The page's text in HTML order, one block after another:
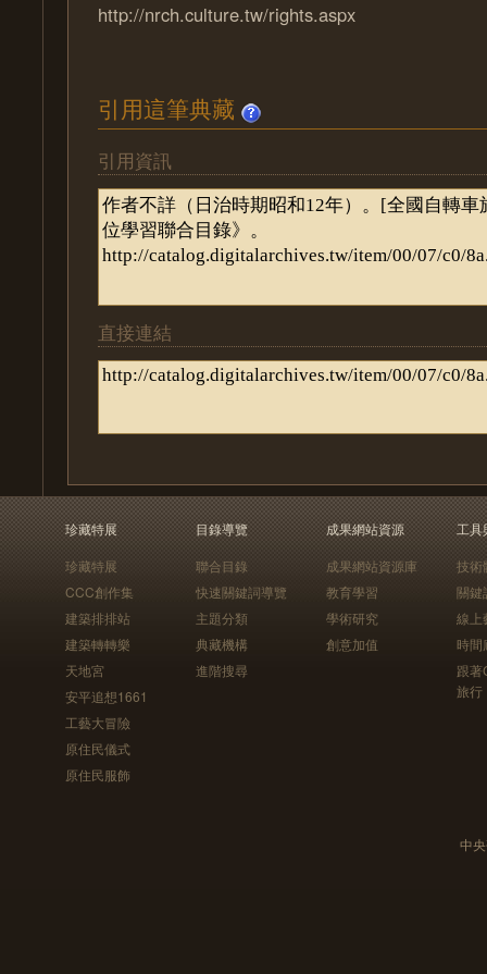
http://nrch.culture.tw/rights.aspx
引用這筆典藏
引用資訊
直接連結
珍藏特展
珍藏特展
CCC創作集
建築排排站
建築轉轉樂
天地宮
安平追想1661
工藝大冒險
原住民儀式
原住民服飾
目錄導覽
聯合目錄
快速關鍵詞導覽
主題分類
典藏機構
進階搜尋
成果網站資源
成果網站資源庫
教育學習
學術研究
創意加值
工具
技術
關鍵
線上
時間
跟
旅行
中